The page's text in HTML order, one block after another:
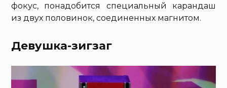
фокус, понадобится специальный карандаш
из двух половинок, соединенных магнитом.
Девушка-зигзаг